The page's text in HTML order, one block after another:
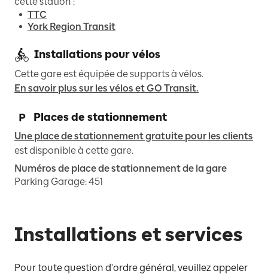
TTC
York Region Transit
Installations pour vélos
Cette gare est équipée de supports à vélos.
En savoir plus sur les vélos et GO Transit.
Places de stationnement
Une place de stationnement gratuite pour les clients
est disponible à cette gare.
Numéros de place de stationnement de la gare
Parking Garage:451
Installations et services
Pour toute question d'ordre général, veuillez appeler